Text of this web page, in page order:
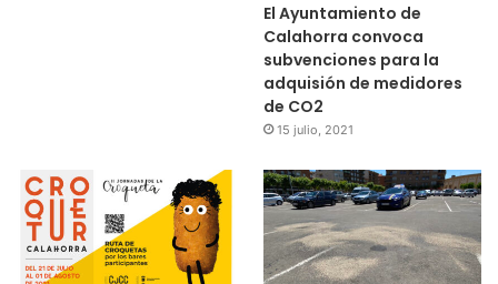
El Ayuntamiento de
Calahorra convoca
subvenciones para la
adquisión de medidores
de CO2
15 julio, 2021